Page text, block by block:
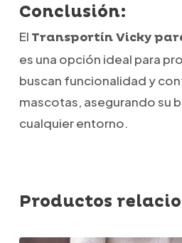
Conclusión:
El Transportín Vicky
es una opción ideal para
buscan funcionalidad y
mascotas, asegurando su
cualquier entorno.
Productos